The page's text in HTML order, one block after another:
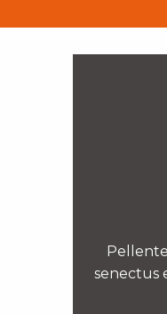
senectus